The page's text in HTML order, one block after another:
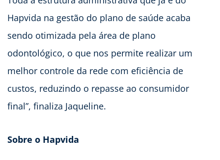
Hapvida na gestão do plano de saúde acaba
sendo otimizada pela área de plano
odontológico, o que nos permite realizar um
melhor controle da rede com eficiência de
custos, reduzindo o repasse ao consumidor
final”, finaliza Jaqueline.
Sobre o Hapvida